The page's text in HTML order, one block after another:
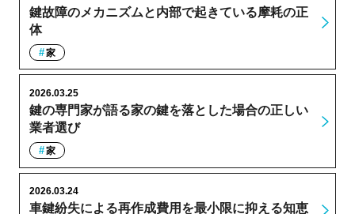
鍵故障のメカニズムと内部で起きている摩耗の正
体
家
鍵の専門家が語る家の鍵を落とした場合の正しい
業者選び
2026.03.25
家
車鍵紛失による再作成費用を最小限に抑える知恵
2026.03.24